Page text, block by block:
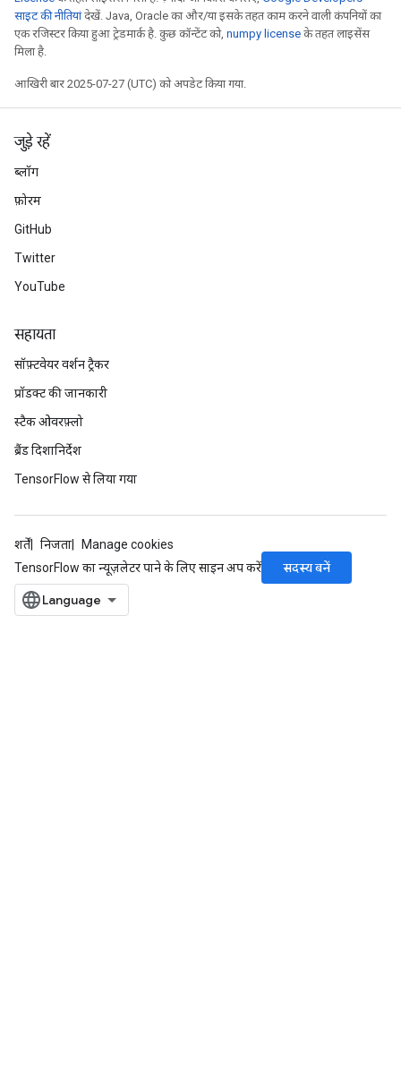
साइट की नीतियांदेखें. Java, Oracle का और/या इसके तहत काम करने वाली कंपनियों का
एक रजिस्टर किया हुआ ट्रेडमार्क है. कुछ कॉन्टेंट को, numpy license के तहत लाइसेंस
मिला है.
आखिरी बार 2025-07-27 (UTC) को अपडेट किया गया.
जुड़े रहें
ब्लॉग
फ़ोरम
GitHub
Twitter
YouTube
सहायता
सॉफ़्टवेयर वर्शन ट्रैकर
प्रॉडक्ट की जानकारी
स्टैक ओवरफ़्लो
ब्रैंड दिशानिर्देश
TensorFlow से लिया गया
शर्तें निजता
Manage cookies
TensorFlow का न्यूज़लेटर पाने के लिए साइन अप करें
सदस्य बनें